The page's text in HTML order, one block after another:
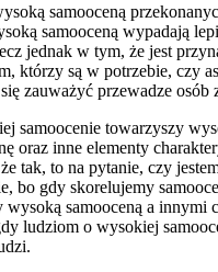
samooceną
samooceną wypadają
jednak w tym, że jest
którzy są w potrzebie, czy
zauważyć przewadze osób
samoocenie towarzyszy
oraz inne elementy
tak, to na pytanie, czy
bo gdy skorelujemy
samooceną a innymi
ludziom o wysokiej